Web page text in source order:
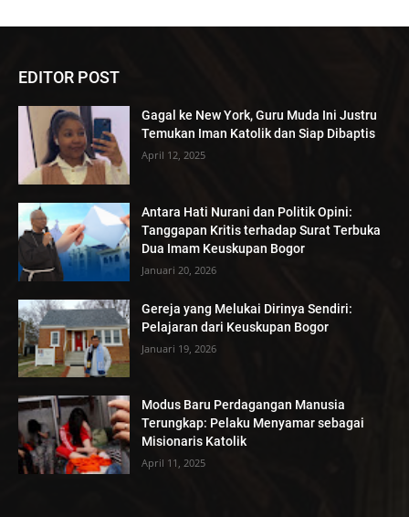
EDITOR POST
Gagal ke New York, Guru Muda Ini Justru
Temukan Iman Katolik dan Siap Dibaptis
April 12, 2025
Antara Hati Nurani dan Politik Opini:
Tanggapan Kritis terhadap Surat Terbuka
Dua Imam Keuskupan Bogor
Januari 20, 2026
Gereja yang Melukai Dirinya Sendiri:
Pelajaran dari Keuskupan Bogor
Januari 19, 2026
Modus Baru Perdagangan Manusia
Terungkap: Pelaku Menyamar sebagai
Misionaris Katolik
April 11, 2025